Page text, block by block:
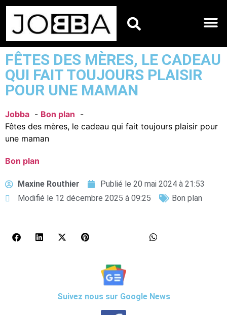
FÊTES DES MÈRES, LE CADEAU
QUI FAIT TOUJOURS PLAISIR
POUR UNE MAMAN
Jobba
Bon plan
Fêtes des mères, le cadeau qui fait toujours plaisir pour
une maman
Bon plan
Maxine Routhier Publié le 20 mai 2024 à 21:53
Modifié le 12 décembre 2025 à 09:25
Bon plan
Suivez nous sur Google News